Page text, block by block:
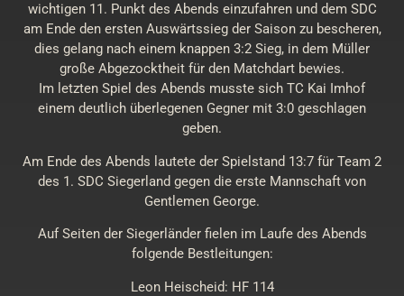
wichtigen 11. Punkt des Abends einzufahren und dem SDC
am Ende den ersten Auswärtssieg der Saison zu bescheren,
dies gelang nach einem knappen 3:2 Sieg, in dem Müller
große Abgezocktheit für den Matchdart bewies.
Im letzten Spiel des Abends musste sich TC Kai Imhof
einem deutlich überlegenen Gegner mit 3:0 geschlagen
geben.
Am Ende des Abends lautete der Spielstand 13:7 für Team 2
des 1. SDC Siegerland gegen die erste Mannschaft von
Gentlemen George.
Auf Seiten der Siegerländer fielen im Laufe des Abends
folgende Bestleitungen:
Leon Heischeid: HF 114